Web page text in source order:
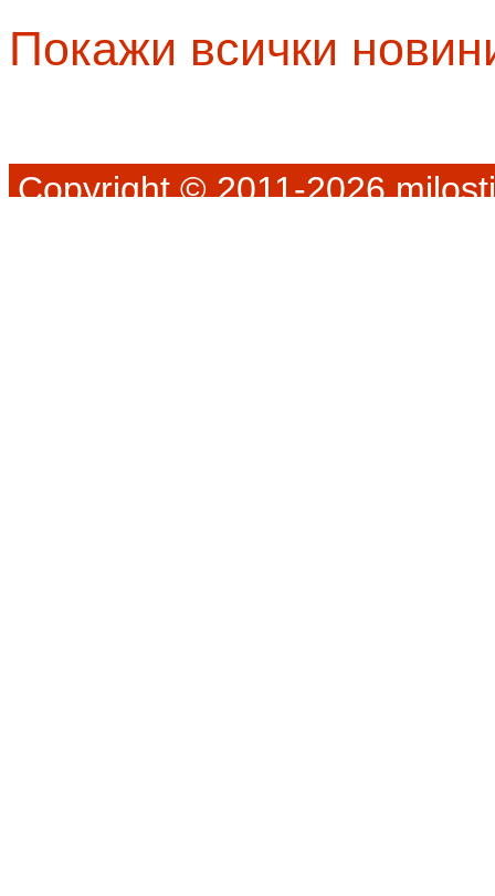
Покажи всички
Copyright © 2011-2026